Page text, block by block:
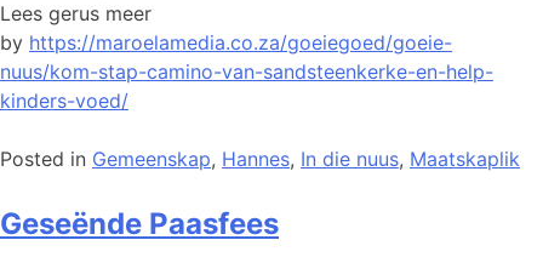
Lees gerus meer
by https://maroelamedia.co.za/goeiegoed/goeie-
nuus/kom-stap-camino-van-sandsteenkerke-en-help-
kinders-voed/
Posted in Gemeenskap, Hannes, In die nuus, Maatskaplik
Geseënde Paasfees